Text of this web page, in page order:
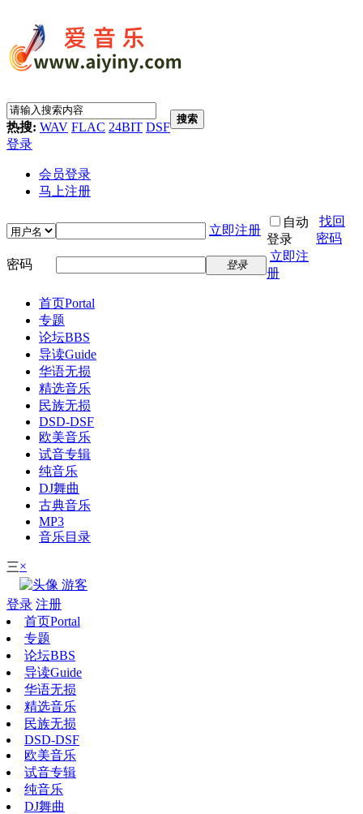
热搜: WAV FLAC 24BIT DSF
搜索
登录
会员登录
马上注册
立即注册
自动
登录
找回
密码
密码
登录
立即注
册
首页Portal
专题
论坛BBS
导读Guide
华语无损
精选音乐
民族无损
DSD-DSF
欧美音乐
试音专辑
纯音乐
DJ舞曲
古典音乐
MP3
音乐目录
三×
游客
登录 注册
首页Portal
专题
论坛BBS
导读Guide
华语无损
精选音乐
民族无损
DSD-DSF
欧美音乐
试音专辑
纯音乐
DJ舞曲